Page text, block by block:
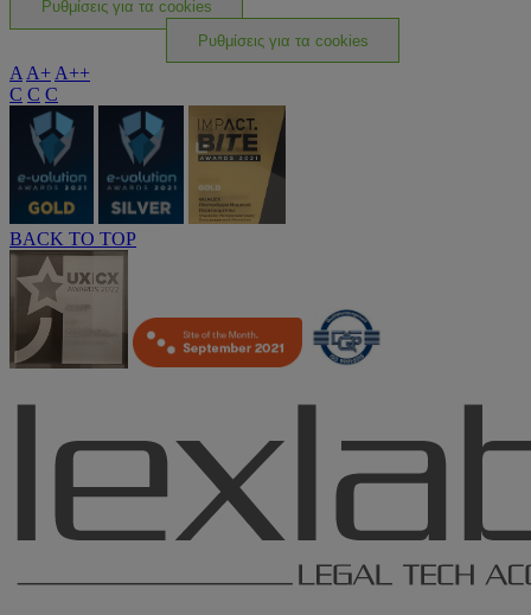
Ρυθμίσεις για τα cookies
Ρυθμίσεις για τα cookies
A A+ A++
C C C
BACK TO TOP